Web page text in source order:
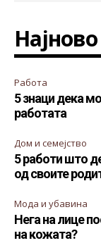
Најново
Работа
5 знаци дека
работата
Дом и семејство
5 работи што
од своите
Мода и убавина
Нега на лице
на кожата?